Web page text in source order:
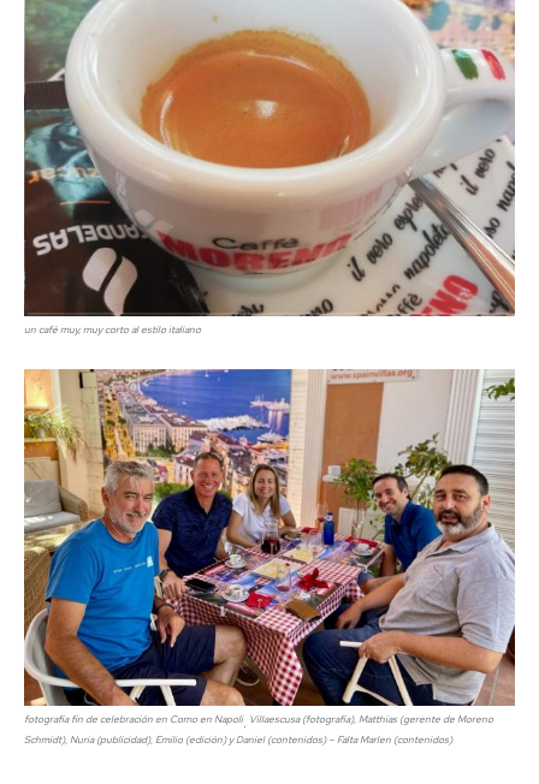
un café muy, muy corto al estilo italiano
fotografía fin de celebración en Como en Napoli. Villaescusa (fotografía), Matthias (gerente de Moreno
Schmidt), Nuria (publicidad), Emilio (edición) y Daniel (contenidos) – Falta Marlen (contenidos)